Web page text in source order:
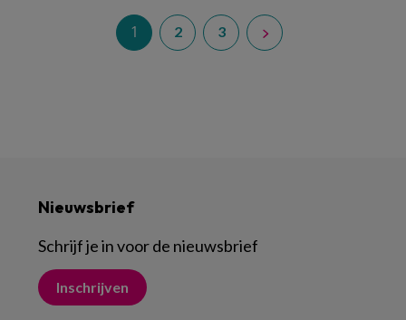
1 2 3
Nieuwsbrief
Schrijf je in voor de nieuwsbrief
Inschrijven